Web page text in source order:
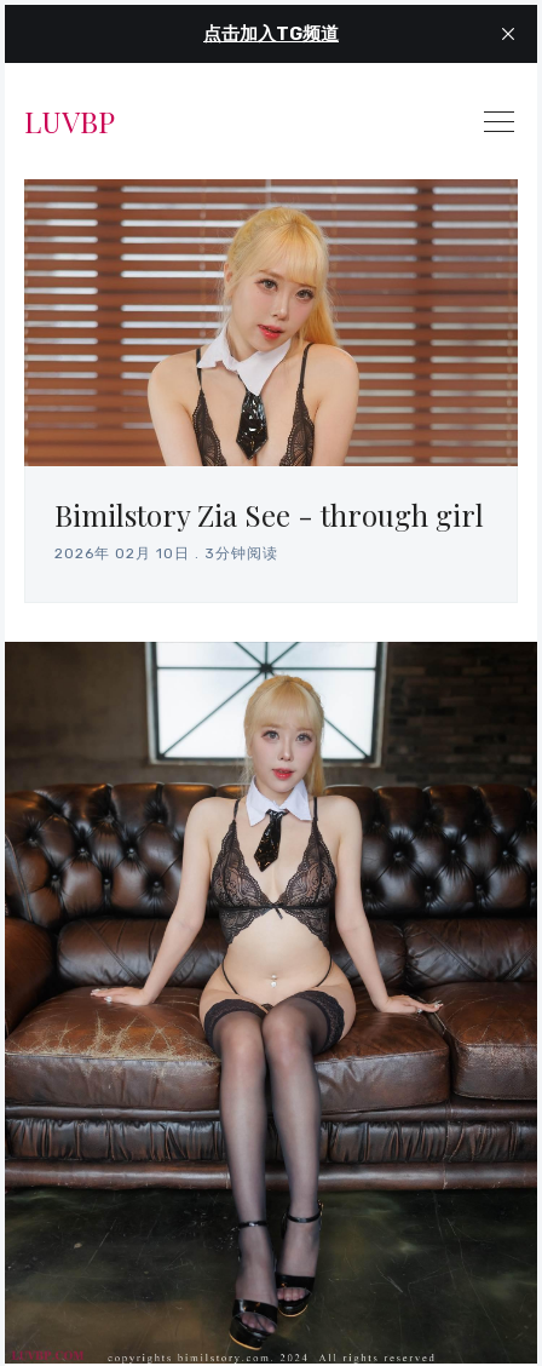
点击加入TG频道
LUVBP
Bimilstory Zia See - through girl
2026年 02月 10日 3分钟阅读